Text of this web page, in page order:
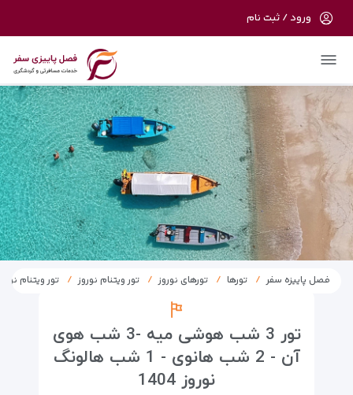
ورود / ثبت نام
در حال حاضر ارتباط با سرور قطع می باشد
لطفا دقایقی بعد مجددا تلاش کنید.
فصل پاییزه سفر تورها تورهای نوروز تور ویتنام نوروز تور ویتنام نوروز
تور 3 شب هوشی میه -3 شب هوی
آن - 2 شب هانوی - 1 شب هالونگ
نوروز 1404